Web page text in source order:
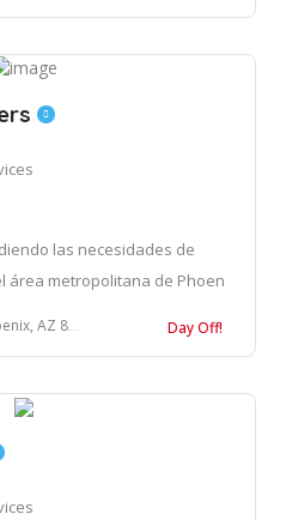
las necesidades de
área metropolitana de Phoen
Estados Unidos Day Off!